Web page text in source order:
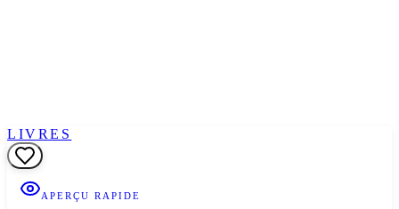
LIVRES
APERÇU RAPIDE